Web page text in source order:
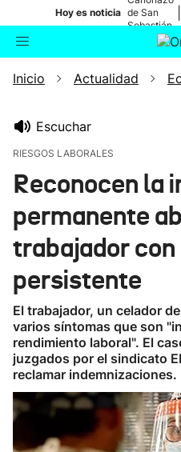
Hoy es noticia de San
Sebastián
Buscador
Inicio Actualidad
Escuchar
RIESGOS LABORALES
Reconocen la
permanente
trabajador con
persistente
El trabajador, un celador
varios síntomas que son
rendimiento laboral". El
juzgados por el sindicato
reclamar indemnizaciones.